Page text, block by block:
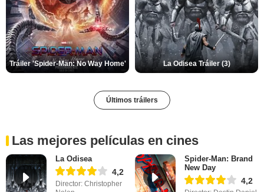
Tráiler 'Spider-Man: No Way Home' La Odisea Tráiler (3)
Últimos tráilers
Las mejores películas en cines
La Odisea
4,2
Director: Christopher
Spider-Man: Brand
New Day
4,2